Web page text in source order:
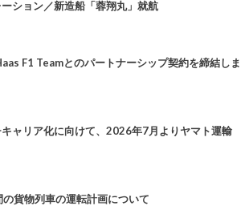
ション／新造船「蓉翔丸」就航
F1 Teamとのパートナーシップ契約を締結しま
キャリア化に向けて、2026年7月よりヤマト運輸
貨物列車の運転計画について